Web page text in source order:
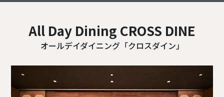
All Day Dining CROSS DINE
オールデイダイニング「クロスダイン」